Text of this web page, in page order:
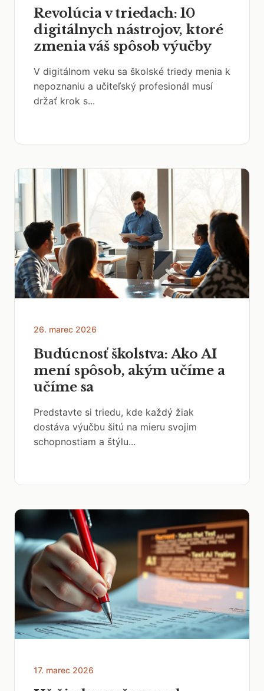
Revolúcia v triedach: 10
digitálnych nástrojov, ktoré
zmenia váš spôsob výučby
V digitálnom veku sa školské triedy menia k
nepoznaniu a učiteľský profesionál musí
držať krok s...
26. marec 2026
Budúcnosť školstva: Ako AI
mení spôsob, akým učíme a
učíme sa
Predstavte si triedu, kde každý žiak
dostáva výučbu šitú na mieru svojim
schopnostiam a štýlu...
17. marec 2026